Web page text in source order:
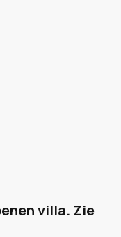
villa. Zie